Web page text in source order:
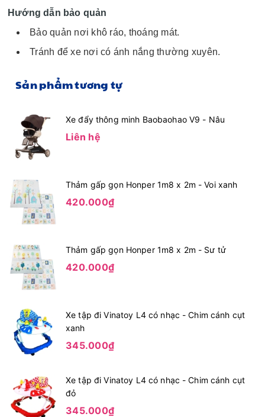
Hướng dẫn bảo quản
Bảo quản nơi khô ráo, thoáng mát.
Tránh để xe nơi có ánh nắng thường xuyên.
Sản phẩm tương tự
Xe đẩy thông minh Baobaohao V9 - Nâu
Liên hệ
Thảm gấp gọn Honper 1m8 x 2m - Voi xanh
420.000₫
Thảm gấp gọn Honper 1m8 x 2m - Sư tử
420.000₫
Xe tập đi Vinatoy L4 có nhạc - Chim cánh cụt
xanh
345.000₫
Xe tập đi Vinatoy L4 có nhạc - Chim cánh cụt
đỏ
345.000₫